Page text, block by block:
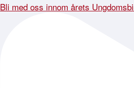
Bli med oss innom årets